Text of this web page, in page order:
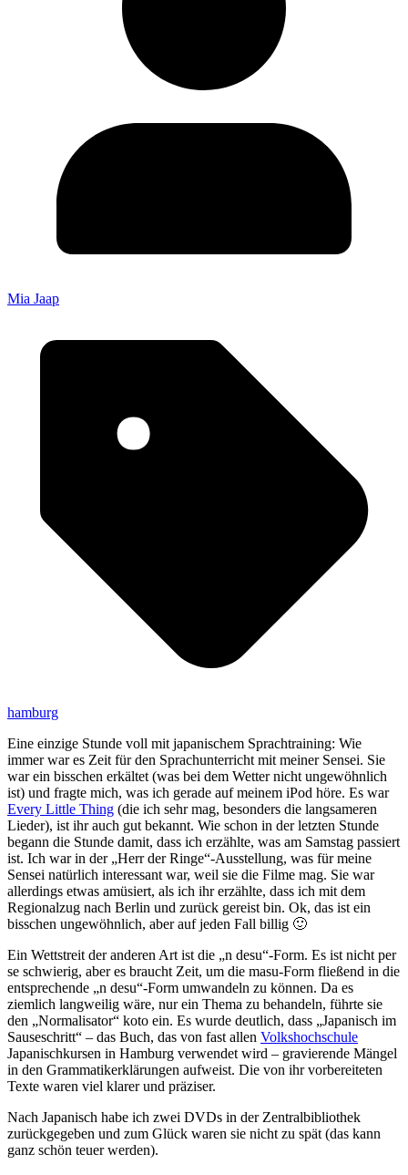
Mia Jaap
hamburg
Eine einzige Stunde voll mit japanischem Sprachtraining: Wie
immer war es Zeit für den Sprachunterricht mit meiner Sensei. Sie
war ein bisschen erkältet (was bei dem Wetter nicht ungewöhnlich
ist) und fragte mich, was ich gerade auf meinem iPod höre. Es war
Every Little Thing (die ich sehr mag, besonders die langsameren
Lieder), ist ihr auch gut bekannt. Wie schon in der letzten Stunde
begann die Stunde damit, dass ich erzählte, was am Samstag passiert
ist. Ich war in der „Herr der Ringe“-Ausstellung, was für meine
Sensei natürlich interessant war, weil sie die Filme mag. Sie war
allerdings etwas amüsiert, als ich ihr erzählte, dass ich mit dem
Regionalzug nach Berlin und zurück gereist bin. Ok, das ist ein
bisschen ungewöhnlich, aber auf jeden Fall billig 🙂
Ein Wettstreit der anderen Art ist die „n desu“-Form. Es ist nicht per
se schwierig, aber es braucht Zeit, um die masu-Form fließend in die
entsprechende „n desu“-Form umwandeln zu können. Da es
ziemlich langweilig wäre, nur ein Thema zu behandeln, führte sie
den „Normalisator“ koto ein. Es wurde deutlich, dass „Japanisch im
Sauseschritt“ – das Buch, das von fast allen Volkshochschule
Japanischkursen in Hamburg verwendet wird – gravierende Mängel
in den Grammatikerklärungen aufweist. Die von ihr vorbereiteten
Texte waren viel klarer und präziser.
Nach Japanisch habe ich zwei DVDs in der Zentralbibliothek
zurückgegeben und zum Glück waren sie nicht zu spät (das kann
ganz schön teuer werden).